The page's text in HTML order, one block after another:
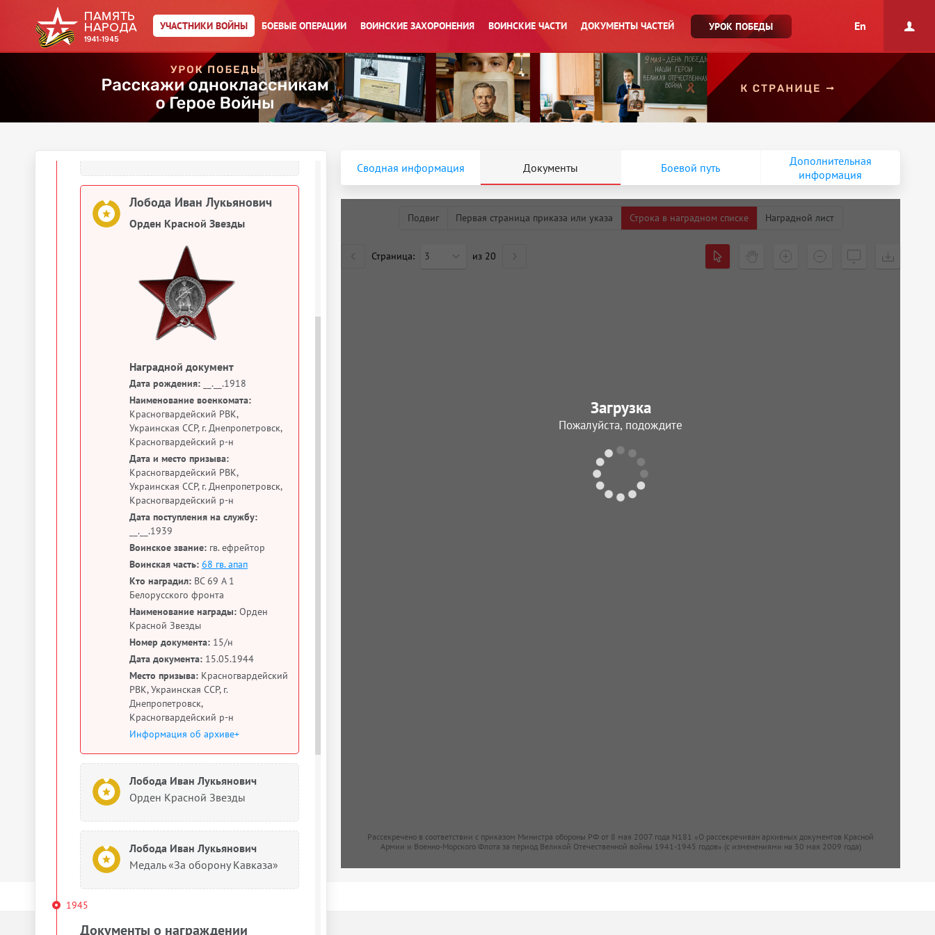
УЧАСТНИКИ ВОЙНЫ БОЕВЫЕ ОПЕРАЦИИ ВОИНСКИЕ ЗАХОРОНЕНИЯ ВОИНСКИЕ ЧАСТИ ДОКУМЕНТЫ ЧАСТЕЙ УРОК ПОБЕДЫ En
Выберите документ ниже
Документы о награждении
Лобода Иван Лукьянович
Орден Красной Звезды
Наградной документ
Дата рождения: __.__.1918
Наименование военкомата:
Красногвардейский РВК,
Украинская ССР, г. Днепропетровск,
Красногвардейский р-н
Дата и место призыва:
Красногвардейский РВК,
Украинская ССР, г. Днепропетровск,
Красногвардейский р-н
Дата поступления на службу:
__.__.1939
Воинское звание: гв. ефрейтор
Воинская часть: 68 гв. апап
Кто наградил: ВС 69 А 1
Белорусского фронта
Наименование награды: Орден
Красной Звезды
Номер документа: 15/н
Дата документа: 15.05.1944
Место призыва: Красногвардейский
РВК, Украинская ССР, г.
Днепропетровск,
Красногвардейский р-н
Информация об архиве+
Лобода Иван Лукьянович
Орден Красной Звезды
Лобода Иван Лукьянович
Медаль «За оборону Кавказа»
1945
Документы о награждении
Сводная информация Документы Боевой путь
Дополнительная
информация
Подвиг Первая страница приказа или указа Строка в наградном списке Наградной лист
Страница: 3 из 20
Рассекречено в соответствии с приказом Министра обороны РФ от 8 мая 2007 года N181 «О рассекречиван архивных документов Красной
Армии и Военно-Морского Флота за период Великой Отечественной войны 1941-1945 годов» (с изменениями на 30 мая 2009 года)
Загрузка
Пожалуйста, подождите